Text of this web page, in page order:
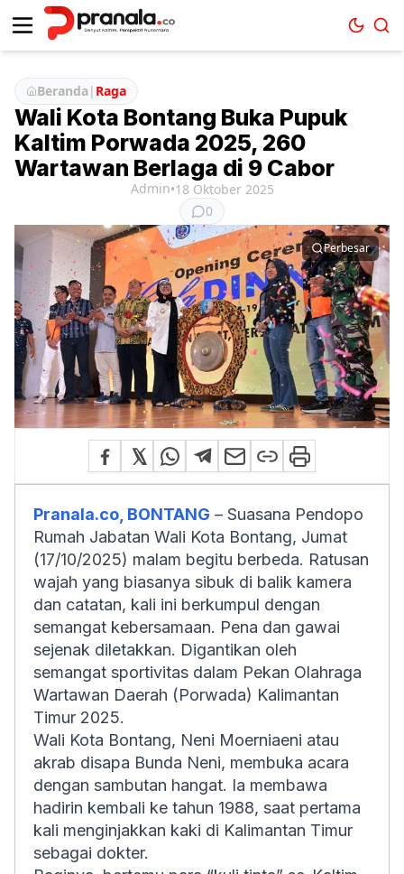
Beranda| Raga
Wali Kota Bontang Buka Pupuk
Kaltim Porwada 2025, 260
Wartawan Berlaga di 9 Cabor
Admin•18 Oktober 2025
0
Perbesar
Pranala.co, BONTANG – Suasana Pendopo
Rumah Jabatan Wali Kota Bontang, Jumat
(17/10/2025) malam begitu berbeda. Ratusan
wajah yang biasanya sibuk di balik kamera
dan catatan, kali ini berkumpul dengan
semangat kebersamaan. Pena dan gawai
sejenak diletakkan. Digantikan oleh
semangat sportivitas dalam Pekan Olahraga
Wartawan Daerah (Porwada) Kalimantan
Timur 2025.
Wali Kota Bontang, Neni Moerniaeni atau
akrab disapa Bunda Neni, membuka acara
dengan sambutan hangat. Ia membawa
hadirin kembali ke tahun 1988, saat pertama
kali menginjakkan kaki di Kalimantan Timur
sebagai dokter.